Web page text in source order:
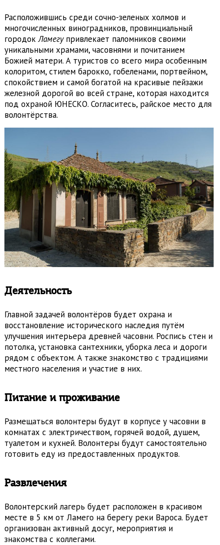
Расположившись среди сочно-зеленых холмов и
многочисленных виноградников, провинциальный
городокЛамегупривлекает паломников своими
уникальными храмами, часовнями и почитанием
Божией матери. А туристов со всего мира особенным
колоритом, стилем барокко, гобеленами, портвейном,
спокойствием и самой богатой на красивые пейзажи
железной дорогой во всей стране, которая находится
под охраной ЮНЕСКО. Согласитесь, райское место для
волонтёрства.
Деятельность
Главной задачей волонтёров будет охрана и
восстановление исторического наследия путём
улучшения интерьера древней часовни. Роспись стен и
потолка, установка сантехники, уборка леса и дороги
рядом с объектом. А также знакомство с традициями
местного населения и участие в них.
Питание и проживание
Размещаться волонтеры будут в корпусе у часовни в
комнатах с электричеством, горячей водой, душем,
туалетом и кухней. Волонтеры будут самостоятельно
готовить еду из предоставленных продуктов.
Развлечения
Волонтерский лагерь будет расположен в красивом
месте в 5 км от Ламего на берегу реки Вароса. Будет
организован активный досуг, мероприятия и
знакомства с коллегами.